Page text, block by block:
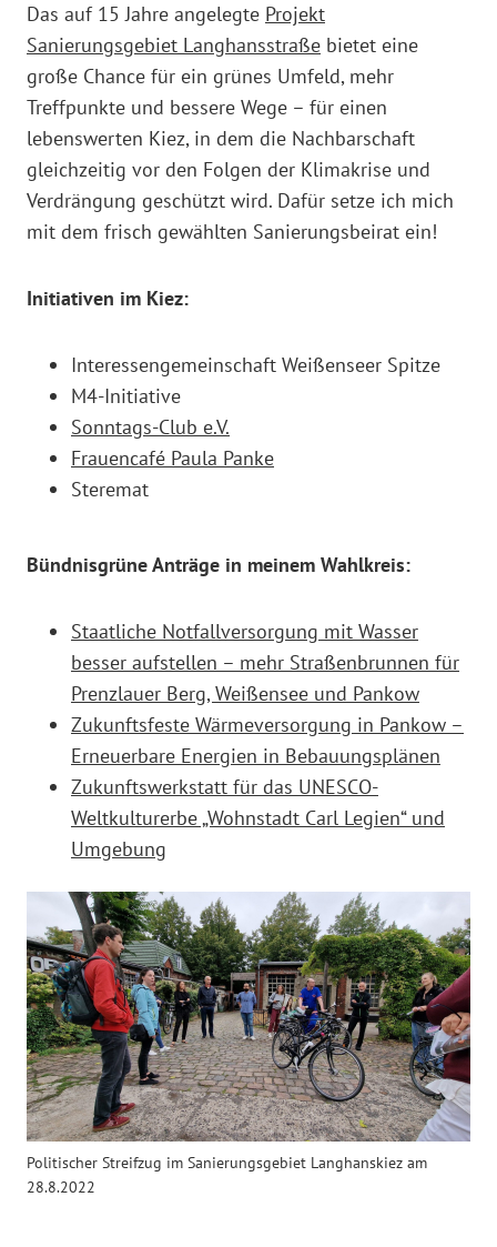
Das auf 15 Jahre angelegte Projekt
Sanierungsgebiet Langhansstraße bietet eine
große Chance für ein grünes Umfeld, mehr
Treffpunkte und bessere Wege – für einen
lebenswerten Kiez, in dem die Nachbarschaft
gleichzeitig vor den Folgen der Klimakrise und
Verdrängung geschützt wird. Dafür setze ich mich
mit dem frisch gewählten Sanierungsbeirat ein!
Initiativen im Kiez:
Interessengemeinschaft Weißenseer Spitze
M4-Initiative
Sonntags-Club e.V.
Frauencafé Paula Panke
Steremat
Bündnisgrüne Anträge in meinem Wahlkreis:
Staatliche Notfallversorgung mit Wasser
besser aufstellen – mehr Straßenbrunnen für
Prenzlauer Berg, Weißensee und Pankow
Zukunftsfeste Wärmeversorgung in Pankow –
Erneuerbare Energien in Bebauungsplänen
Zukunftswerkstatt für das UNESCO-
Weltkulturerbe „Wohnstadt Carl Legien“ und
Umgebung
Politischer Streifzug im Sanierungsgebiet Langhanskiez am
28.8.2022